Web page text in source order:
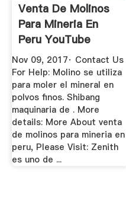
Venta De Molinos
Para Mineria En
Peru YouTube
Nov 09, 2017· Contact Us
For Help: Molino se utiliza
para moler el mineral en
polvos finos. Shibang
maquinaria de . More
details: More About venta
de molinos para mineria en
peru, Please Visit: Zenith
es uno de ...